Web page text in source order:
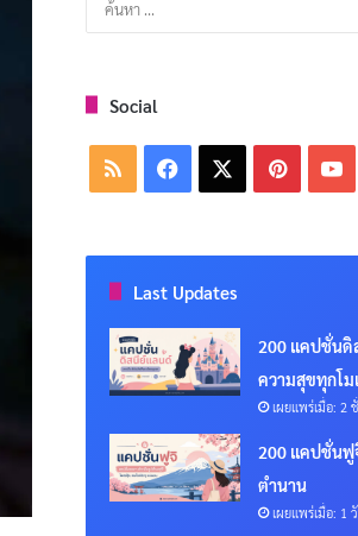
Social
RSS Facebook Pinterest
Last Updates
200 แคปชั่นดิ
ความสุขทุกโม
เผยแพร่เมื่อ: 2
200 แคปชั่นฟู
ตำนาน
เผยแพร่เมื่อ: 1